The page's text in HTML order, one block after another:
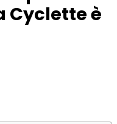
Cyclette è